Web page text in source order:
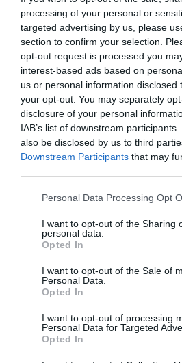
processing of your personal or
targeted advertising by us, please
section to confirm your selection.
opt-out request is processed you
interest-based ads based on
us or personal information disclosed
your opt-out. You may separately
disclosure of your personal
IAB’s list of downstream
also be disclosed by us to third
Downstream Participants that may
Please note that this website/app
not limited to your visit or usage
grant or deny consent to Google
use your data for below specified
consent section.
Personal Data Processing Opt
I want to opt-out of the Sharing
personal data.
Opted In
I want to opt-out of the Sale of
Personal Data.
Opted In
I want to opt-out of processing
Personal Data for Targeted
Opted In
állampapír államkincstár
figyelmeztetés